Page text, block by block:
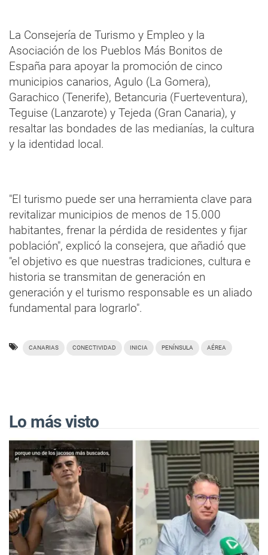
La Consejería de Turismo y Empleo y la
Asociación de los Pueblos Más Bonitos de
España para apoyar la promoción de cinco
municipios canarios, Agulo (La Gomera),
Garachico (Tenerife), Betancuria (Fuerteventura),
Teguise (Lanzarote) y Tejeda (Gran Canaria), y
resaltar las bondades de las medianías, la cultura
y la identidad local.
"El turismo puede ser una herramienta clave para
revitalizar municipios de menos de 15.000
habitantes, frenar la pérdida de residentes y fijar
población", explicó la consejera, que añadió que
"el objetivo es que nuestras tradiciones, cultura e
historia se transmitan de generación en
generación y el turismo responsable es un aliado
fundamental para lograrlo".
CANARIAS CONECTIVIDAD INICIA PENÍNSULA AÉREA
Lo más visto